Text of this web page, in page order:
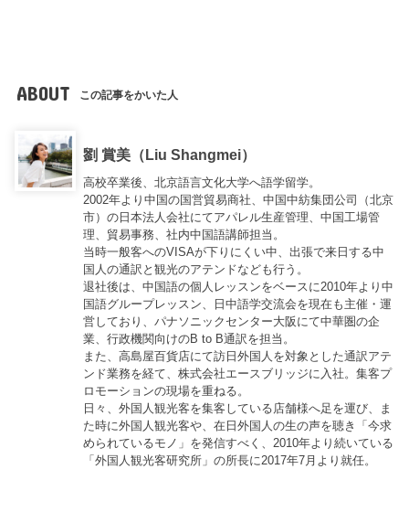
ABOUT この記事をかいた人
劉 賞美（Liu Shangmei）
高校卒業後、北京語言文化大学へ語学留学。
2002年より中国の国営貿易商社、中国中紡集団公司（北京
市）の日本法人会社にてアパレル生産管理、中国工場管
理、貿易事務、社内中国語講師担当。
当時一般客へのVISAが下りにくい中、出張で来日する中
国人の通訳と観光のアテンドなども行う。
退社後は、中国語の個人レッスンをベースに2010年より中
国語グループレッスン、日中語学交流会を現在も主催・運
営しており、パナソニックセンター大阪にて中華圏の企
業、行政機関向けのB to B通訳を担当。
また、高島屋百貨店にて訪日外国人を対象とした通訳アテ
ンド業務を経て、株式会社エースブリッジに入社。集客プ
ロモーションの現場を重ねる。
日々、外国人観光客を集客している店舗様へ足を運び、ま
た時に外国人観光客や、在日外国人の生の声を聴き「今求
められているモノ」を発信すべく、2010年より続いている
「外国人観光客研究所」の所長に2017年7月より就任。